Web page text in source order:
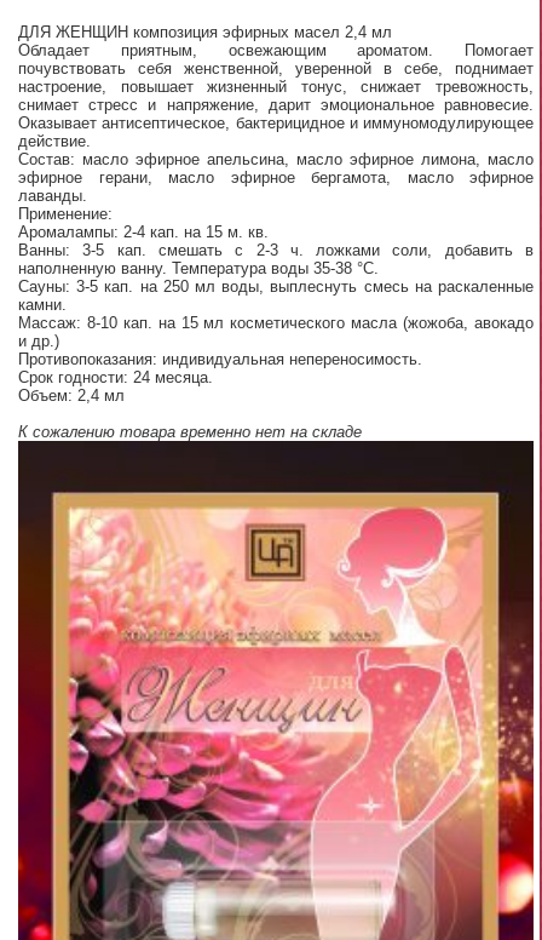
ДЛЯ ЖЕНЩИН композиция эфирных масел 2,4 мл
Обладает приятным, освежающим ароматом. Помогает
почувствовать себя женственной, уверенной в себе, поднимает
настроение, повышает жизненный тонус, снижает тревожность,
снимает стресс и напряжение, дарит эмоциональное равновесие.
Оказывает антисептическое, бактерицидное и иммуномодулирующее
действие.
Состав: масло эфирное апельсина, масло эфирное лимона, масло
эфирное герани, масло эфирное бергамота, масло эфирное
лаванды.
Применение:
Аромалампы: 2-4 кап. на 15 м. кв.
Ванны: 3-5 кап. смешать с 2-3 ч. ложками соли, добавить в
наполненную ванну. Температура воды 35-38 °С.
Сауны: 3-5 кап. на 250 мл воды, выплеснуть смесь на раскаленные
камни.
Массаж: 8-10 кап. на 15 мл косметического масла (жожоба, авокадо
и др.)
Противопоказания: индивидуальная непереносимость.
Срок годности: 24 месяца.
Объем: 2,4 мл
К сожалению товара временно нет на складе